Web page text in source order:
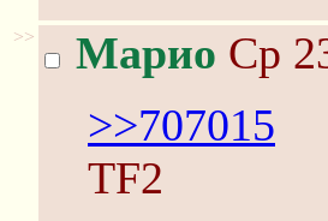
>> Марио Ср
>>707015
TF2